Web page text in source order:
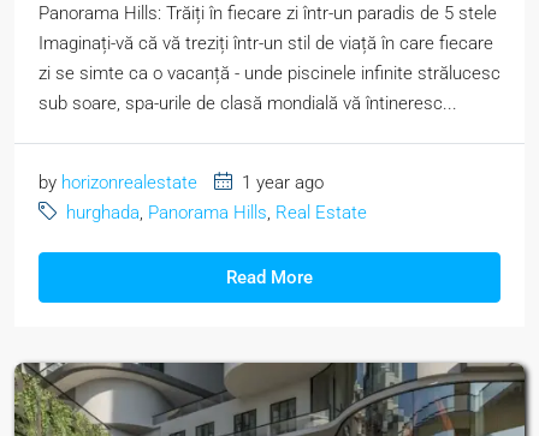
Panorama Hills: Trăiți în fiecare zi într-un paradis de 5 stele
Imaginați-vă că vă treziți într-un stil de viață în care fiecare
zi se simte ca o vacanță - unde piscinele infinite strălucesc
sub soare, spa-urile de clasă mondială vă întineresc...
by horizonrealestate
1 year ago
hurghada, Panorama Hills, Real Estate
Read More